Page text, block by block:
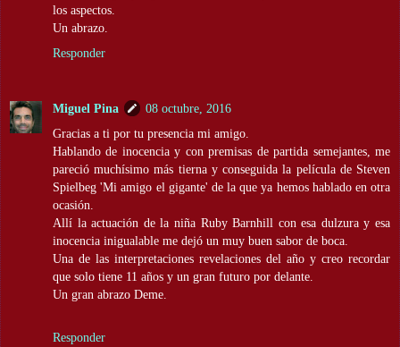
los aspectos.
Un abrazo.
Responder
Miguel Pina
08 octubre, 2016
Gracias a ti por tu presencia mi amigo.
Hablando de inocencia y con premisas de partida semejantes, me
pareció muchísimo más tierna y conseguida la película de Steven
Spielbeg 'Mi amigo el gigante' de la que ya hemos hablado en otra
ocasión.
Allí la actuación de la niña Ruby Barnhill con esa dulzura y esa
inocencia inigualable me dejó un muy buen sabor de boca.
Una de las interpretaciones revelaciones del año y creo recordar
que solo tiene 11 años y un gran futuro por delante.
Un gran abrazo Deme.
Responder